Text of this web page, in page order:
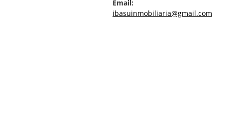
Email:
ibasuinmobiliaria@gmail.com